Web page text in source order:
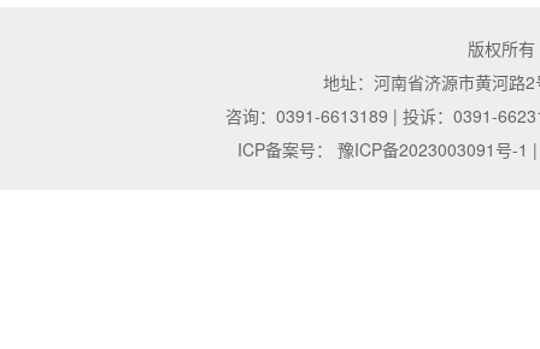
版权所
地址：河南省济源市黄河路
咨询：0391-6613189 | 投诉：0391-
ICP备案号：
豫ICP备2023003091号-1